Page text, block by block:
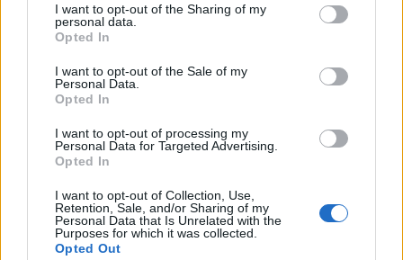
I want to opt-out of the Sharing of my
personal data.
Opted In
I want to opt-out of the Sale of my
Personal Data.
Opted In
I want to opt-out of processing my
Personal Data for Targeted Advertising.
Opted In
I want to opt-out of Collection, Use,
Retention, Sale, and/or Sharing of my
Personal Data that Is Unrelated with the
Purposes for which it was collected.
Opted Out
Médiaajánlat
Sütibeállítások
Médiatér
Székelyhon
Székely Sport
Liget